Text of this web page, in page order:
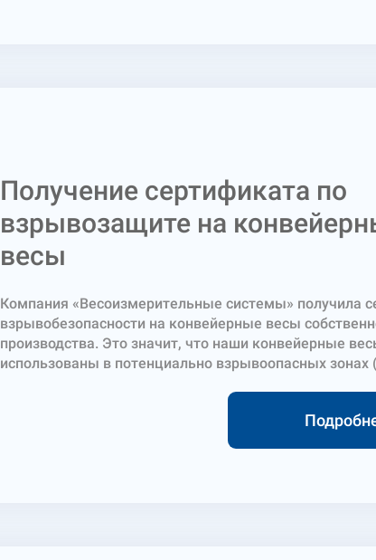
Получение сертификата по
взрывозащите на
весы
Компания «Весоизмерительные системы» получила
взрывобезопасности на конвейерные весы
производства. Это значит, что наши конвейерные
использованы в потенциально взрывоопасных зонах
необходимую документацию, подтверждающую это.